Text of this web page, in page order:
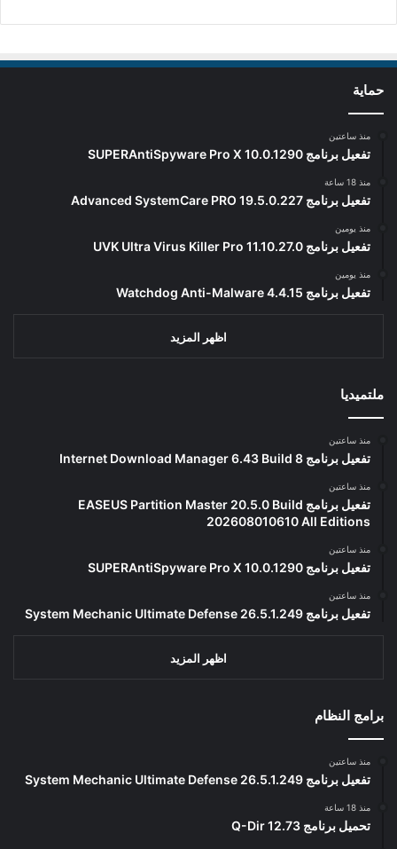
حماية
منذ ساعتين
تفعيل برنامج SUPERAntiSpyware Pro X 10.0.1290
منذ 18 ساعة
تفعيل برنامج Advanced SystemCare PRO 19.5.0.227
منذ يومين
تفعيل برنامج UVK Ultra Virus Killer Pro 11.10.27.0
منذ يومين
تفعيل برنامج Watchdog Anti-Malware 4.4.15
اظهر المزيد
ملتميديا
منذ ساعتين
تفعيل برنامج Internet Download Manager 6.43 Build 8
منذ ساعتين
تفعيل برنامج EASEUS Partition Master 20.5.0 Build
202608010610 All Editions
منذ ساعتين
تفعيل برنامج SUPERAntiSpyware Pro X 10.0.1290
منذ ساعتين
تفعيل برنامج System Mechanic Ultimate Defense 26.5.1.249
اظهر المزيد
برامج النظام
منذ ساعتين
تفعيل برنامج System Mechanic Ultimate Defense 26.5.1.249
منذ 18 ساعة
تحميل برنامج Q-Dir 12.73